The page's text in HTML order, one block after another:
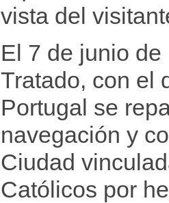
vista del
El 7 de junio
Tratado, con el
Portugal se
navegación y
Ciudad
Católicos por